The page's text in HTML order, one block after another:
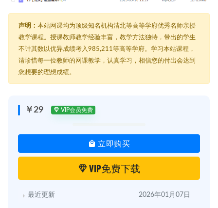
声明： 本站网课均为顶级知名机构清北等高等学府优秀名师亲授
教学课程。授课教师教学经验丰富，教学方法独特，带出的学生
不计其数以优异成绩考入985,211等高等学府。学习本站课程，
请珍惜每一位教师的网课教学，认真学习，相信您的付出会达到
您想要的理想成绩。
￥29 VIP会员免费
立即购买
VIP免费下载
最近更新 2026年01月07日